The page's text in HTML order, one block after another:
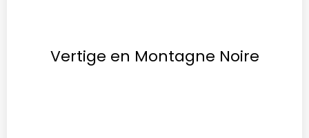
Vertige en Montagne Noire